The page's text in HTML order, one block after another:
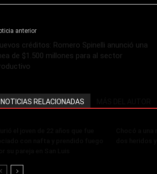
anterior
créditos: Romero Spinelli anunció una
de $1.500 millones para al sector
NOTICIAS RELACIONADAS